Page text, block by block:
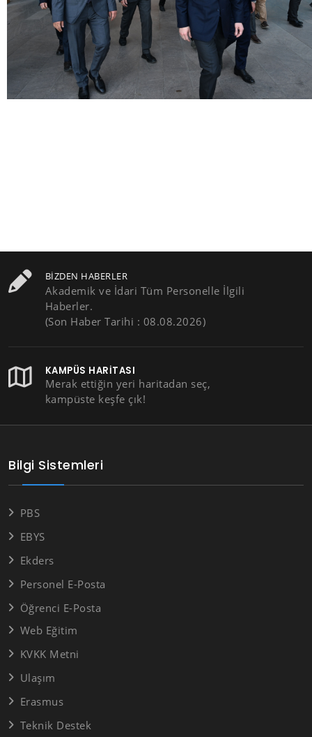
BIZDEN HABERLER
Akademik ve İdari Tüm Personelle İlgili
Haberler.
(Son Haber Tarihi : 08.08.2026)
KAMPÜS HARITASI
Merak ettiğin yeri haritadan seç,
kampüste keşfe çık!
Bilgi Sistemleri
PBS
EBYS
Ekders
Personel E-Posta
Öğrenci E-Posta
Web Eğitim
KVKK Metni
Ulaşım
Erasmus
Teknik Destek